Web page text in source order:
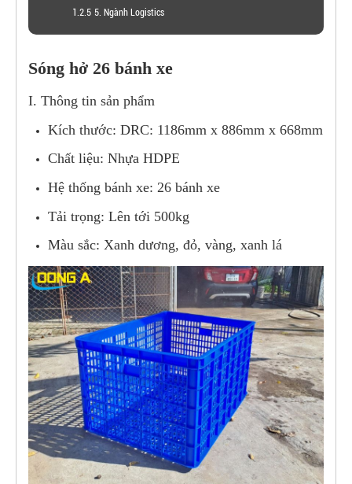
5. Ngành Logistics
Sóng hở 26 bánh xe
I. Thông tin sản phẩm
Kích thước: DRC: 1186mm x 886mm x 668mm
Chất liệu: Nhựa HDPE
Hệ thống bánh xe: 26 bánh xe
Tải trọng: Lên tới 500kg
Màu sắc: Xanh dương, đỏ, vàng, xanh lá